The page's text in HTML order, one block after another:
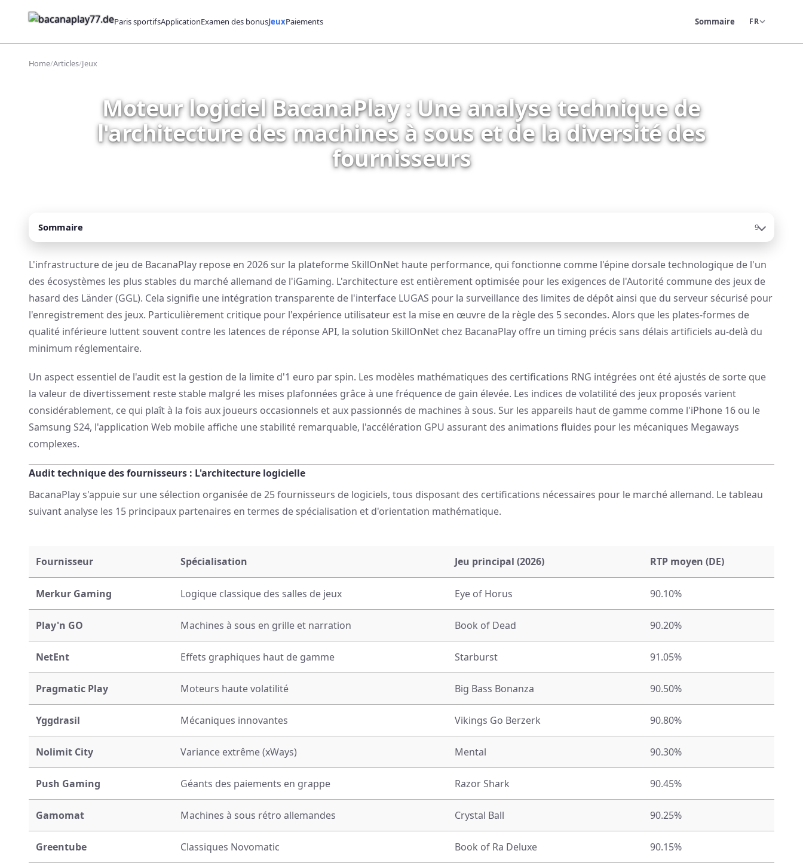
Paris sportifsApplicationExamen des bonusJeuxPaiements Sommaire FR
Home/Articles/Jeux
Moteur logiciel BacanaPlay : Une analyse technique de
l'architecture des machines à sous et de la diversité des
fournisseurs
Sommaire 9
L'infrastructure de jeu de BacanaPlay repose en 2026 sur la plateforme SkillOnNet haute performance, qui fonctionne comme l'épine dorsale technologique de l'un
des écosystèmes les plus stables du marché allemand de l'iGaming. L'architecture est entièrement optimisée pour les exigences de l'Autorité commune des jeux de
hasard des Länder (GGL). Cela signifie une intégration transparente de l'interface LUGAS pour la surveillance des limites de dépôt ainsi que du serveur sécurisé pour
l'enregistrement des jeux. Particulièrement critique pour l'expérience utilisateur est la mise en œuvre de la règle des 5 secondes. Alors que les plates-formes de
qualité inférieure luttent souvent contre les latences de réponse API, la solution SkillOnNet chez BacanaPlay offre un timing précis sans délais artificiels au-delà du
minimum réglementaire.
Un aspect essentiel de l'audit est la gestion de la limite d'1 euro par spin. Les modèles mathématiques des certifications RNG intégrées ont été ajustés de sorte que
la valeur de divertissement reste stable malgré les mises plafonnées grâce à une fréquence de gain élevée. Les indices de volatilité des jeux proposés varient
considérablement, ce qui plaît à la fois aux joueurs occasionnels et aux passionnés de machines à sous. Sur les appareils haut de gamme comme l'iPhone 16 ou le
Samsung S24, l'application Web mobile affiche une stabilité remarquable, l'accélération GPU assurant des animations fluides pour les mécaniques Megaways
complexes.
Audit technique des fournisseurs : L'architecture logicielle
BacanaPlay s'appuie sur une sélection organisée de 25 fournisseurs de logiciels, tous disposant des certifications nécessaires pour le marché allemand. Le tableau
suivant analyse les 15 principaux partenaires en termes de spécialisation et d'orientation mathématique.
Fournisseur Spécialisation Jeu principal (2026) RTP moyen (DE)
Merkur Gaming Logique classique des salles de jeux Eye of Horus 90.10%
Play'n GO Machines à sous en grille et narration Book of Dead 90.20%
NetEnt Effets graphiques haut de gamme Starburst 91.05%
Pragmatic Play Moteurs haute volatilité Big Bass Bonanza 90.50%
Yggdrasil Mécaniques innovantes Vikings Go Berzerk 90.80%
Nolimit City Variance extrême (xWays) Mental 90.30%
Push Gaming Géants des paiements en grappe Razor Shark 90.45%
Gamomat Machines à sous rétro allemandes Crystal Ball 90.25%
Greentube Classiques Novomatic Book of Ra Deluxe 90.15%